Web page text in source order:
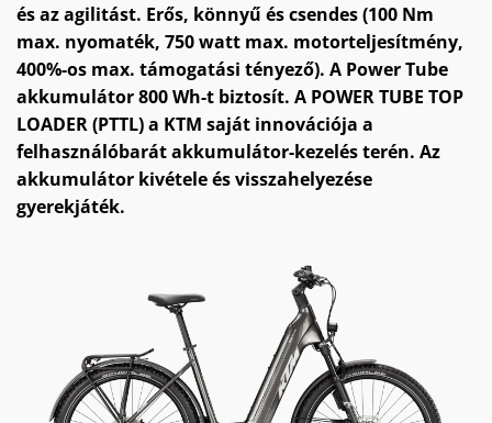
és az agilitást. Erős, könnyű és csendes (100 Nm
max. nyomaték, 750 watt max. motorteljesítmény,
400%-os max. támogatási tényező). A Power Tube
akkumulátor 800 Wh-t biztosít. A POWER TUBE TOP
LOADER (PTTL) a KTM saját innovációja a
felhasználóbarát akkumulátor-kezelés terén. Az
akkumulátor kivétele és visszahelyezése
gyerekjáték.